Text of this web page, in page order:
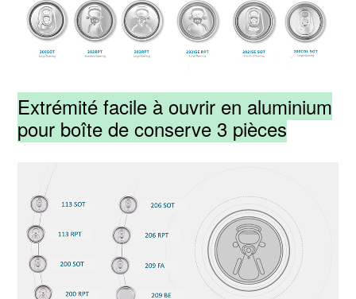
Extrémité facile à ouvrir en aluminium
pour boîte de conserve 3 pièces